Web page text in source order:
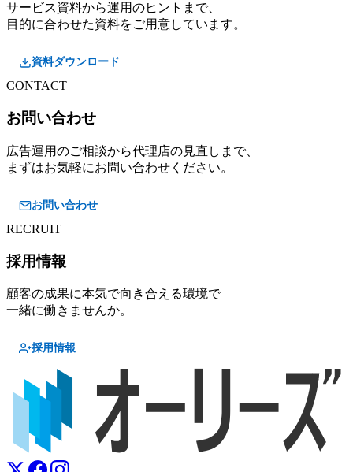
サービス資料から運用のヒントまで、
目的に合わせた資料をご用意しています。
資料ダウンロード
CONTACT
お問い合わせ
広告運用のご相談から代理店の見直しまで、
まずはお気軽にお問い合わせください。
お問い合わせ
RECRUIT
採用情報
顧客の成果に本気で向き合える環境で
一緒に働きませんか。
採用情報